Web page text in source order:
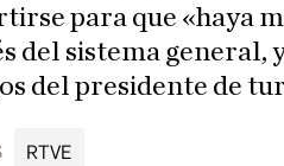
para que «haya
del sistema general,
del presidente de
RTVE